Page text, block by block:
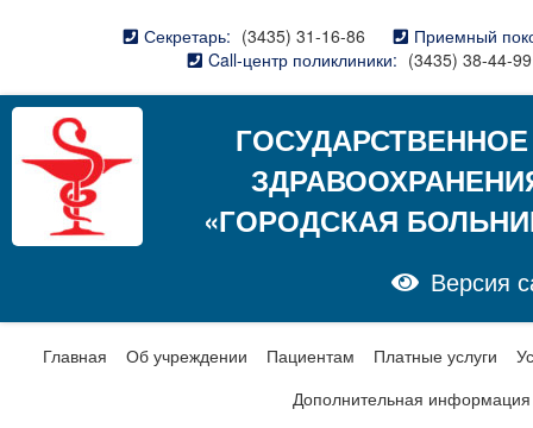
Секретарь: (3435) 31-16-86
Приемный
Call-центр поликлиники: (3435) 38-44-99
«ГОРОДСКАЯ
Версия
Главная Об учреждении Пациентам Платные услуги
Дополнительная информация